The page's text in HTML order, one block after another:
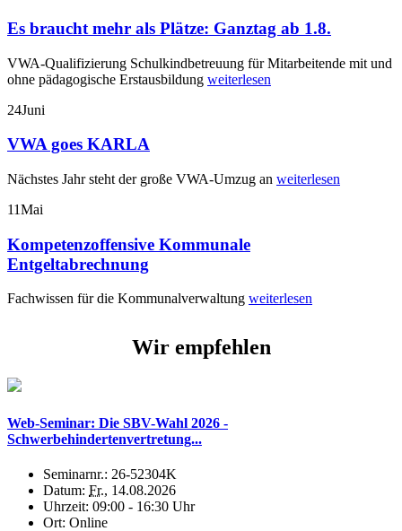
Es braucht mehr als Plätze: Ganztag ab 1.8.
VWA-Qualifizierung Schulkindbetreuung für Mitarbeitende mit und
ohne pädagogische Erstausbildung weiterlesen
24Juni
VWA goes KARLA
Nächstes Jahr steht der große VWA-Umzug an weiterlesen
11Mai
Kompetenzoffensive Kommunale
Entgeltabrechnung
Fachwissen für die Kommunalverwaltung weiterlesen
Wir empfehlen
Web-Seminar: Die SBV-Wahl 2026 -
Schwerbehindertenvertretung...
Seminarnr.: 26-52304K
Datum: Fr., 14.08.2026
Uhrzeit: 09:00 - 16:30 Uhr
Ort: Online